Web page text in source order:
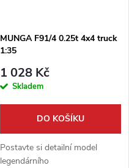
MUNGA F91/4 0.25t 4x4 truck
1:35
1 028 Kč
Skladem
DO KOŠÍKU
Postavte si detailní model
legendárního